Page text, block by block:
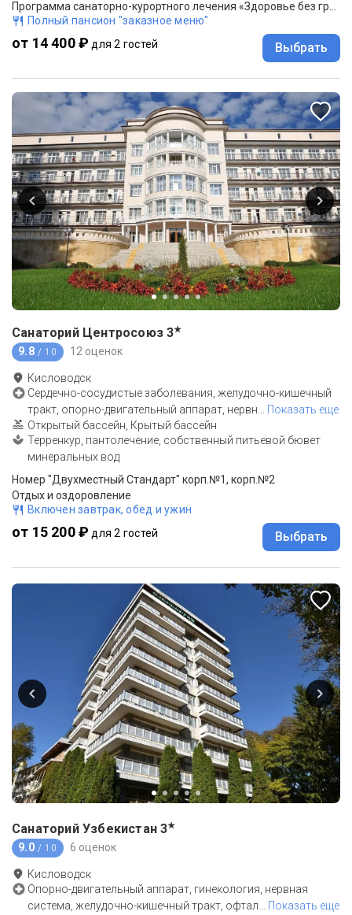
Полный пансион "заказное меню"
от 14 400 ₽ для 2 гостей Выбрать
Санаторий Центросоюз 3★
9.8 / 10 12 оценок
Кисловодск
Сердечно-сосудистые заболевания, желудочно-кишечный
тракт, опорно-двигательный аппарат, нервн
Показать еще
Открытый бассейн, Крытый бассейн
Терренкур, пантолечение, собственный питьевой бювет
минеральных вод
Номер "Двухместный Стандарт" корп.№1, корп.№2
Отдых и оздоровление
Включен завтрак, обед и ужин
от 15 200 ₽ для 2 гостей Выбрать
Санаторий Узбекистан 3★
9.0 / 10 6 оценок
Кисловодск
Опорно-двигательный аппарат, гинекология, нервная
система, желудочно-кишечный тракт, офтал
Показать еще